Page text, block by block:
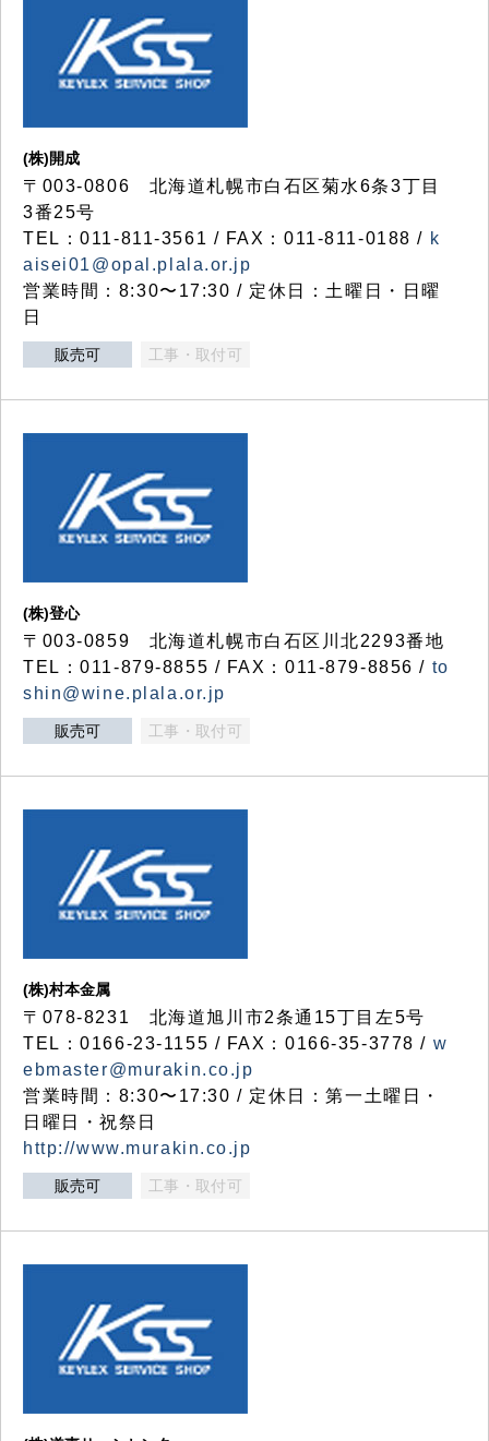
(株)開成
〒003-0806 北海道札幌市白石区菊水6条3丁目
3番25号
TEL：011-811-3561 / FAX：011-811-0188 / k
aisei01@opal.plala.or.jp
営業時間：8:30〜17:30 / 定休日：土曜日・日曜
日
販売可 工事・取付可
(株)登心
〒003-0859 北海道札幌市白石区川北2293番地
TEL：011-879-8855 / FAX：011-879-8856 / to
shin@wine.plala.or.jp
販売可 工事・取付可
(株)村本金属
〒078-8231 北海道旭川市2条通15丁目左5号
TEL：0166-23-1155 / FAX：0166-35-3778 / w
ebmaster@murakin.co.jp
営業時間：8:30〜17:30 / 定休日：第一土曜日・
日曜日・祝祭日
http://www.murakin.co.jp
販売可 工事・取付可